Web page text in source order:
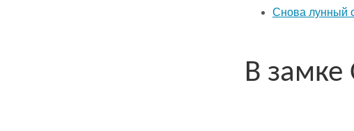
Снова лунный
В